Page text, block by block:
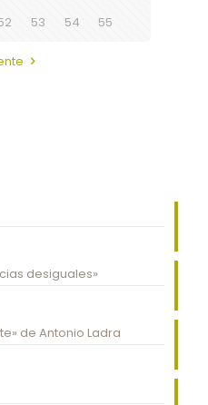
53 54 55
desiguales»
de Antonio Ladra